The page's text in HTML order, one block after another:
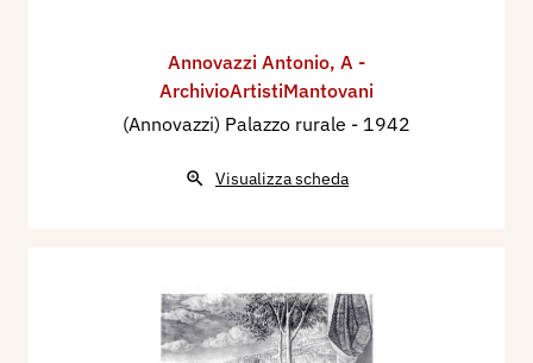
Annovazzi Antonio, A -
ArchivioArtistiMantovani
(Annovazzi) Palazzo rurale - 1942
Visualizza scheda